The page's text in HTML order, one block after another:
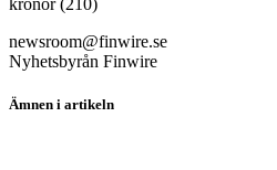
kronor (210)
newsroom@finwire.se
Nyhetsbyrån Finwire
Ämnen i artikeln